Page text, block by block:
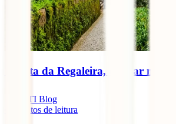
Quinta da Regaleira, o lugar mais
IATI Blog
minutos de leitura